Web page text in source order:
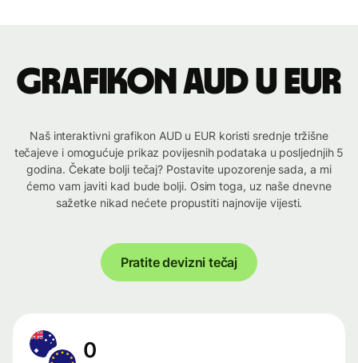
Grafikon AUD u EUR
Naš interaktivni grafikon AUD u EUR koristi srednje tržišne
tečajeve i omogućuje prikaz povijesnih podataka u posljednjih 5
godina. Čekate bolji tečaj? Postavite upozorenje sada, a mi
ćemo vam javiti kad bude bolji. Osim toga, uz naše dnevne
sažetke nikad nećete propustiti najnovije vijesti.
Pratite devizni tečaj
0